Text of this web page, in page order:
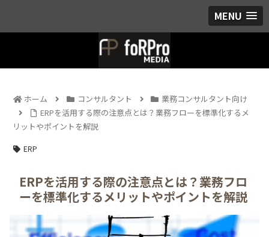
MENU
ホーム コンサルタント
業務コンサルタント向け
ERPを活用する際の注意点とは？業務フローを標準化するメ
リットやポイントを解説
ERP
ERPを活用する際の注意点とは？業務フロ
ーを標準化するメリットやポイントを解説